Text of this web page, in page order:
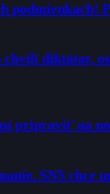
chvíli diktátor,
pripraviť na
SNS chce